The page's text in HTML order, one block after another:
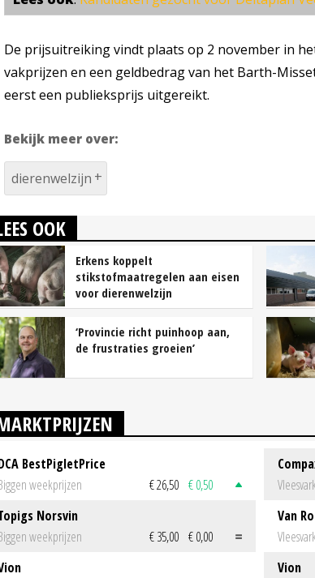
De prijsuitreiking vindt plaats op 2 november in
vakprijzen en een geldbedrag van het Barth-
eerst een publieksprijs uitgereikt.
Bekijk meer over:
dierenwelzijn
OOK
Erkens koppelt
stikstofmaatregelen aan eisen
voor dierenwelzijn
‘Provincie richt puinhoop aan,
de frustraties groeien’
BestPigletPrice
weekprijzen
€ 26,50 € 0,50
Norsvin
weekprijzen
€ 35,00 € 0,00
Van
Vion